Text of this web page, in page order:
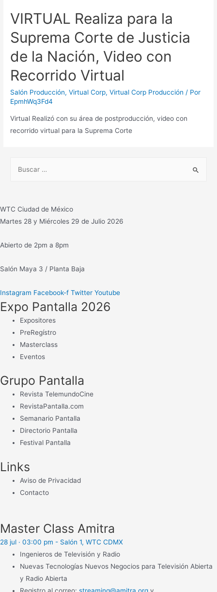
cualquier
tamaño
VIRTUAL Realiza para la
Suprema Corte de Justicia
de la Nación, Video con
Recorrido Virtual
Salón Producción,Virtual Corp,Virtual Corp Producción / Por
EpmhWq3Fd4
Virtual Realizó con su área de postproducción, video con
recorrido virtual para la Suprema Corte
WTC Ciudad de México
Martes 28 y Miércoles 29 de Julio 2026
Abierto de 2pm a 8pm
Salón Maya 3 / Planta Baja
Instagram Facebook-f Twitter Youtube
Expo Pantalla 2026
Expositores
PreRegístro
Masterclass
Eventos
Grupo Pantalla
Revista TelemundoCine
RevistaPantalla.com
Semanario Pantalla
Directorio Pantalla
Festival Pantalla
Links
Aviso de Privacidad
Contacto
Master Class Amitra
28 jul · 03:00 pm - Salón 1, WTC CDMX
Ingenieros de Televisión y Radio
Nuevas Tecnologías Nuevos Negocios para Televisión Abierta
y Radio Abierta